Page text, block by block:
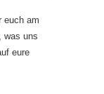
euch am
was uns
eure